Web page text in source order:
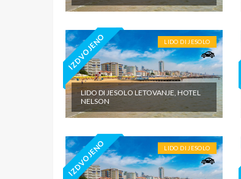
IZDVOJENO LIDO DI JESOLO
LIDO DI JESOLO LETOVANJE, HOTEL
NELSON
IZDVOJENO LIDO DI JESOLO